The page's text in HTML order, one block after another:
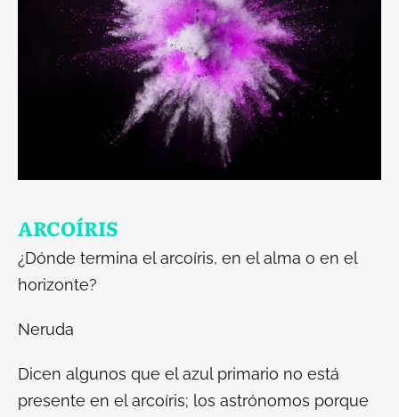
ARCOÍRIS
¿Dónde termina el arcoíris, en el alma o en el
horizonte?
Neruda
Dicen algunos que el azul primario no está
presente en el arcoíris; los astrónomos porque